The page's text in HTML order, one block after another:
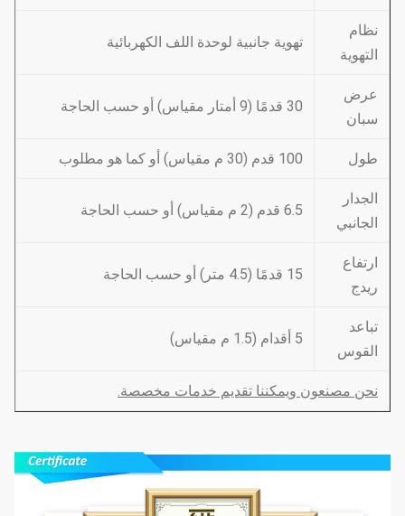
نظام
التهوية
تهوية جانبية لوحدة اللف الكهربائية
عرض
سبان
30 قدمًا (9 أمتار مقياس) أو حسب الحاجة
طول 100 قدم (30 م مقياس) أو كما هو مطلوب
الجدار
الجانبي
6.5 قدم (2 م مقياس) أو حسب الحاجة
ارتفاع
ريدج
15 قدمًا (4.5 متر) أو حسب الحاجة
تباعد
القوس
5 أقدام (1.5 م مقياس)
نحن مصنعون ويمكننا تقديم خدمات مخصصة.